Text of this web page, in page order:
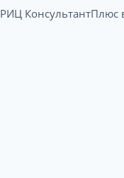
РИЦ КонсультантПлюс